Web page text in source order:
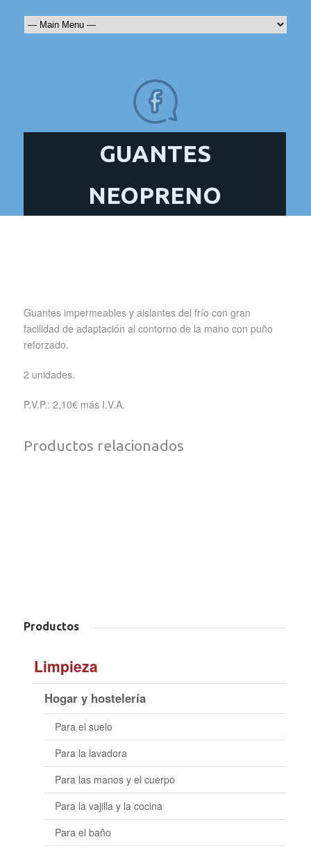
GUANTES
NEOPRENO
Guantes impermeables y aislantes del frío con gran
facilidad de adaptación al contorno de la mano con puño
reforzado.
2 unidades.
P.V.P.: 2,10€ más I.V.A.
Productos relacionados
Productos
Limpieza
Hogar y hostelería
Para el suelo
Para la lavadora
Para las manos y el cuerpo
Para la vajilla y la cocina
Para el baño